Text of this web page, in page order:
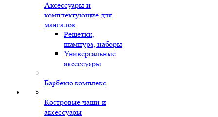
Аксессуары и
комплектующие для
мангалов
Решетки,
шампура, наборы
Универсальные
аксессуары
Барбекю комплекс
Костровые чаши и
аксессуары